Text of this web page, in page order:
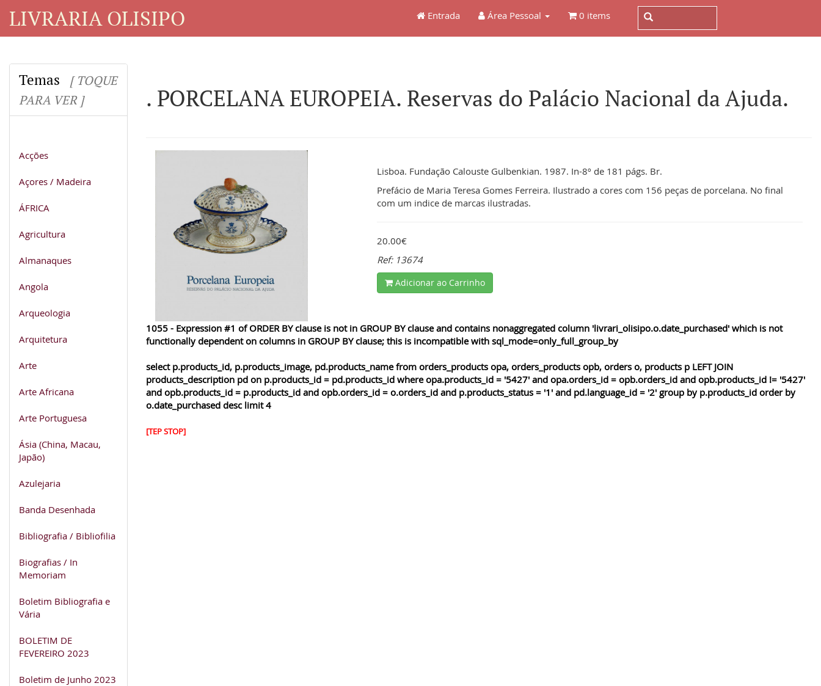
LIVRARIA OLISIPO Entrada Área Pessoal 0 items
Temas
[ TOQUE
PARA VER ]
Acções
Açores / Madeira
ÁFRICA
Agricultura
Almanaques
Angola
Arqueologia
Arquitetura
Arte
Arte Africana
Arte Portuguesa
Ásia (China, Macau,
Japão)
Azulejaria
Banda Desenhada
Bibliografia / Bibliofilia
Biografias / In
Memoriam
Boletim Bibliografia e
Vária
BOLETIM DE
FEVEREIRO 2023
Boletim de Junho 2023
. PORCELANA EUROPEIA. Reservas do Palácio Nacional da Ajuda.
Lisboa. Fundação Calouste Gulbenkian. 1987. In-8º de 181 págs. Br.
Prefácio de Maria Teresa Gomes Ferreira. Ilustrado a cores com 156 peças de porcelana. No final
com um indice de marcas ilustradas.
20.00€
Ref: 13674
Adicionar ao Carrinho
1055 - Expression #1 of ORDER BY clause is not in GROUP BY clause and contains nonaggregated column 'livrari_olisipo.o.date_purchased' which is not
functionally dependent on columns in GROUP BY clause; this is incompatible with sql_mode=only_full_group_by
select p.products_id, p.products_image, pd.products_name from orders_products opa, orders_products opb, orders o, products p LEFT JOIN
products_description pd on p.products_id = pd.products_id where opa.products_id = '5427' and opa.orders_id = opb.orders_id and opb.products_id != '5427'
and opb.products_id = p.products_id and opb.orders_id = o.orders_id and p.products_status = '1' and pd.language_id = '2' group by p.products_id order by
o.date_purchased desc limit 4
[TEP STOP]